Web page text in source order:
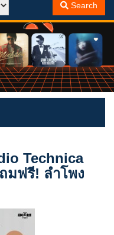
Search
Technica
มฟรี! ลำโพง